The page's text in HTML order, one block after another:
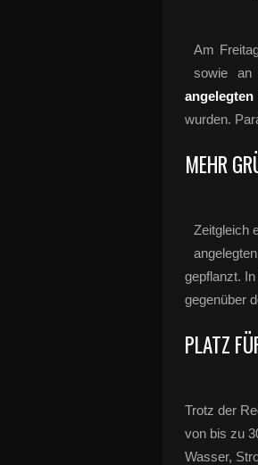
Am
sowie an
wurden.
MEHR
Zeitgleich
gepflanzt.
gegenüber
PLATZ
Trotz der
von bis zu
Wasser,